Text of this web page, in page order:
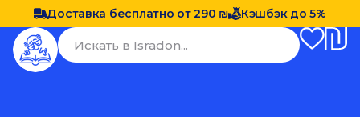
Доставка бесплатно от 290 ₪ Кэшбэк до 5%